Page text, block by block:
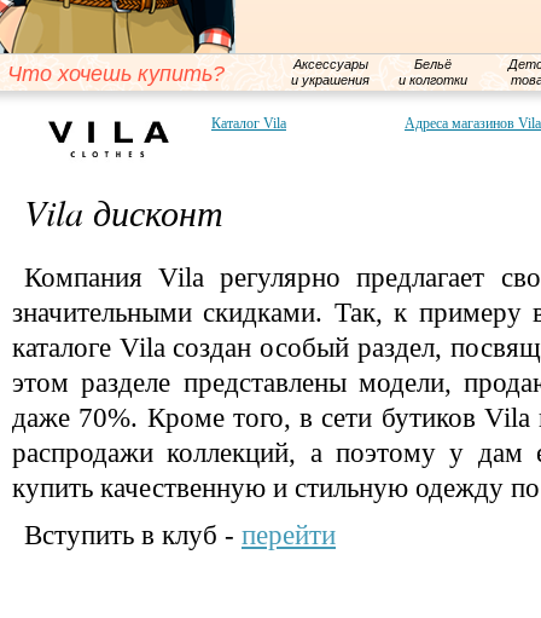
Что хочешь купить?
Аксессуары
и украшения
Бельё
и колготки
Каталог Vila Адреса магазинов Vila
Vila дисконт
Компания Vila регулярно предлагает
значительными скидками. Так, к примеру
каталоге Vila создан особый раздел,
этом разделе представлены модели,
даже 70%. Кроме того, в сети бутиков
распродажи коллекций, а поэтому у дам
купить качественную и стильную одежду
Вступить в клуб - перейти